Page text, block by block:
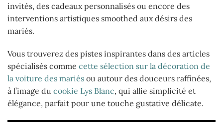
invités, des cadeaux personnalisés ou encore des
interventions artistiques smoothed aux désirs des
mariés.
Vous trouverez des pistes inspirantes dans des articles
spécialisés comme cette sélection sur la décoration de
la voiture des mariés ou autour des douceurs raffinées,
à l’image du cookie Lys Blanc, qui allie simplicité et
élégance, parfait pour une touche gustative délicate.